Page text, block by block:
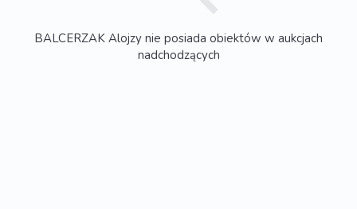
BALCERZAK Alojzy nie posiada obiektów w aukcjach
nadchodzących